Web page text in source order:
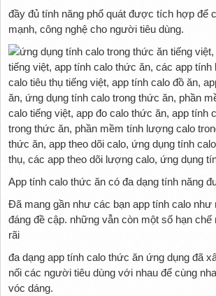
đầy đủ tính năng phổ quát được tích hợp để
mạnh, công nghệ cho người tiêu dùng.
App tính calo thức ăn có đa dạng tính năng
Đã mang gần như các bạn app tính calo
đáng đề cập. những vẫn còn một số hạn
rãi
đa dạng app tính calo thức ăn ứng dụng đã
nối các người tiêu dùng với nhau để cùng
vóc dáng.